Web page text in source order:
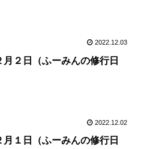
2022.12.03
月２日（ふーみんの修行日
2022.12.02
月１日（ふーみんの修行日